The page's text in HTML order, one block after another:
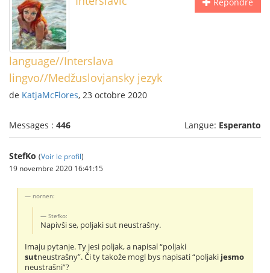
language//Interslava
lingvo//Medžuslovjansky jezyk
de KatjaMcFlores, 23 octobre 2020
Messages : 446 Langue: Esperanto
StefKo (Voir le profil)
19 novembre 2020 16:41:15
nornen:
Stefko:
Napivši se, poljaki sut neustrašny.
Imaju pytanje. Ty jesi poljak, a napisal “poljaki
sutneustrašny”. Či ty takože mogl bys napisati “poljaki jesmo
neustrašni”?